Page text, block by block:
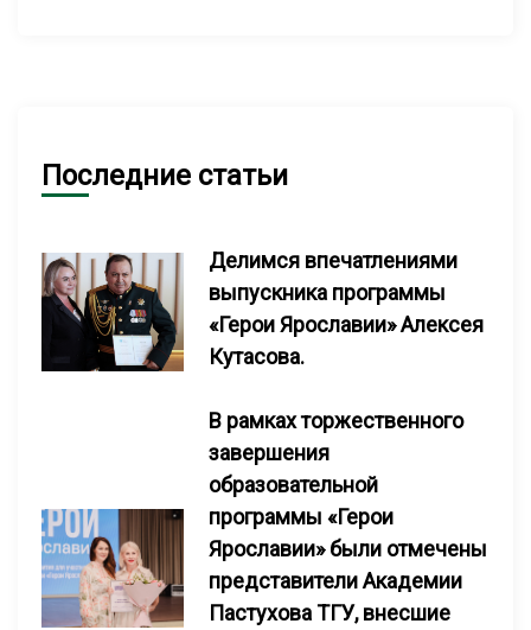
Последние статьи
Делимся впечатлениями
выпускника программы
«Герои Ярославии» Алексея
Кутасова.
В рамках торжественного
завершения
образовательной
программы «Герои
Ярославии» были отмечены
представители Академии
Пастухова ТГУ, внесшие